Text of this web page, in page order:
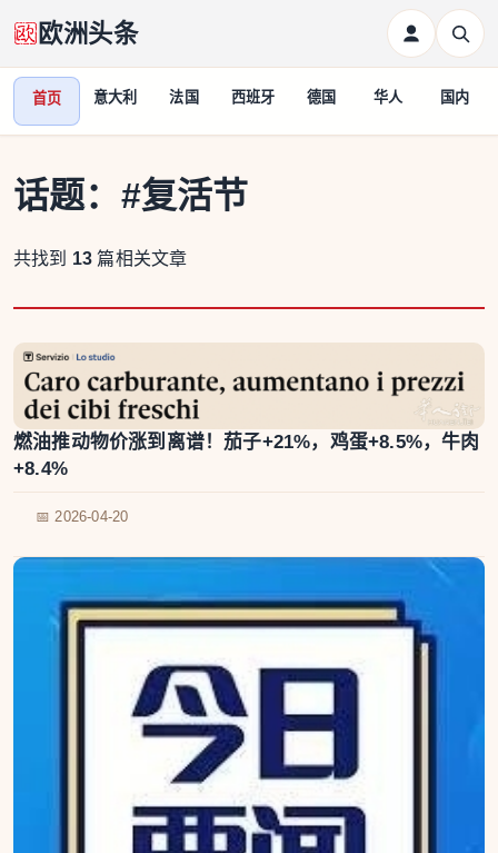
欧洲头条
首页 意大利 法国 西班牙 德国 华人 国内
话题： #复活节
共找到 13 篇相关文章
燃油推动物价涨到离谱！茄子+21%，鸡蛋+8.5%，牛肉
+8.4%
📅 2026-04-20